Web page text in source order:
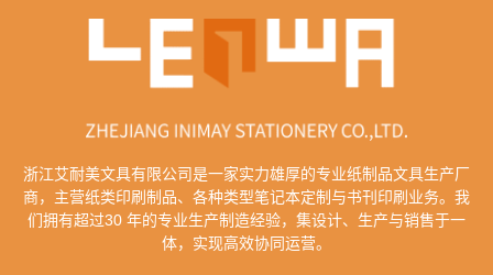
浙江艾耐美文具有限公司是一家实力雄厚的专业纸制品文具生产厂
商，主营纸类印刷制品、各种类型笔记本定制与书刊印刷业务。我
们拥有超过30 年的专业生产制造经验，集设计、生产与销售于一
体，实现高效协同运营。